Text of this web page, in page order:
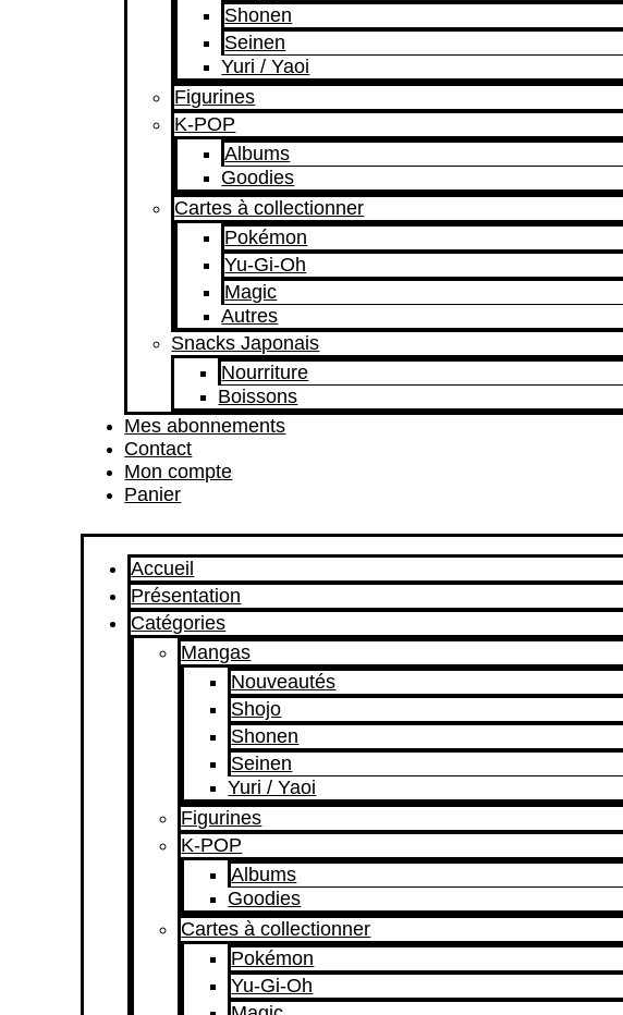
Shonen
Seinen
Yuri / Yaoi
Figurines
K-POP
Albums
Goodies
Cartes à collectionner
Pokémon
Yu-Gi-Oh
Magic
Autres
Snacks Japonais
Nourriture
Boissons
Mes abonnements
Contact
Mon compte
Panier
Accueil
Présentation
Catégories
Mangas
Nouveautés
Shojo
Shonen
Seinen
Yuri / Yaoi
Figurines
K-POP
Albums
Goodies
Cartes à collectionner
Pokémon
Yu-Gi-Oh